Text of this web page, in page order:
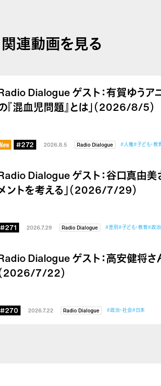
関連動画を見る
Dialogue ゲスト：有賀ゆうア
『混血児問題』とは」（2026/8/5）
#272 2026.8.5 Radio Dialogue #人権#子ども・教
Dialogue ゲスト：谷口真由美
ントを考える」（2026/7/29）
#271 2026.7.29 Radio Dialogue #差別#子ども・教育#政治
Dialogue ゲスト：高安健将さん
2026/7/22）
#270 2026.7.22 Radio Dialogue #政治・社会#日本